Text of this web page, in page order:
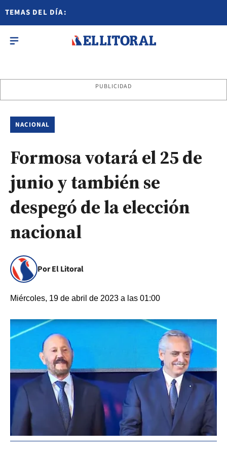
TEMAS DEL DÍA:
PUBLICIDAD
NACIONAL
Formosa votará el 25 de
junio y también se
despegó de la elección
nacional
Por El Litoral
Miércoles, 19 de abril de 2023 a las 01:00